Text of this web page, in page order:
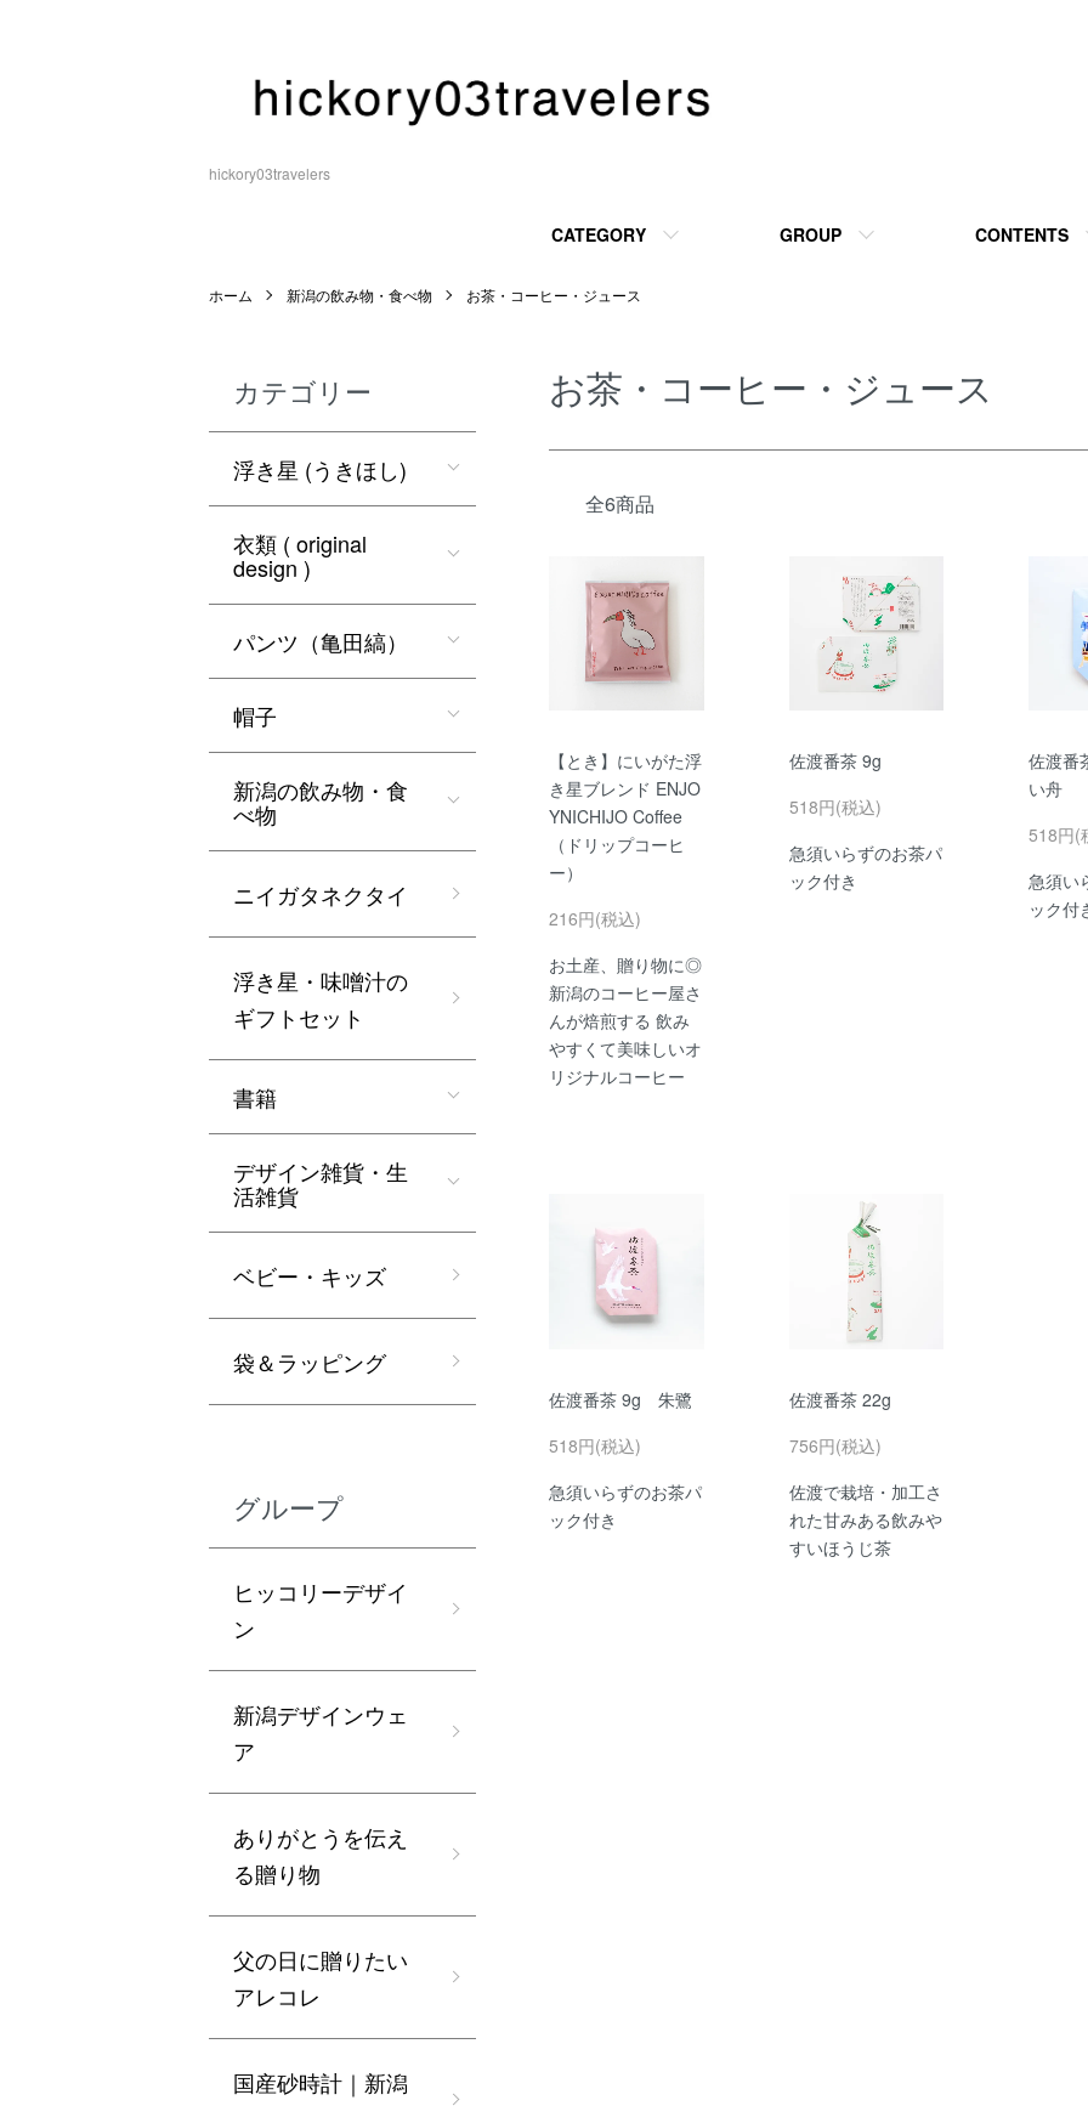
hickory03travelers
CATEGORY GROUP CONTENTS
ホーム 新潟の飲み物・食べ物 お茶・コーヒー・ジュース
お茶・コーヒー・ジュース
全6商品
【とき】にいがた浮
き星ブレンド ENJO
YNICHIJO Coffee
（ドリップコーヒ
ー）
216円(税込)
お土産、贈り物に◎
新潟のコーヒー屋さ
んが焙煎する 飲み
やすくて美味しいオ
リジナルコーヒー
佐渡番茶 9g
518円(税込)
急須いらずのお茶パ
ック付き
佐渡
い舟
518円(
急須い
ック付
佐渡番茶 9g 朱鷺
518円(税込)
急須いらずのお茶パ
ック付き
佐渡番茶 22g
756円(税込)
佐渡で栽培・加工さ
れた甘みある飲みや
すいほうじ茶
カテゴリー
浮き星 (うきほし)
衣類 ( original
design )
パンツ（亀田縞）
帽子
新潟の飲み物・食
べ物
ニイガタネクタイ
浮き星・味噌汁の
ギフトセット
書籍
デザイン雑貨・生
活雑貨
ベビー・キッズ
袋＆ラッピング
グループ
ヒッコリーデザイ
ン
新潟デザインウェ
ア
ありがとうを伝え
る贈り物
父の日に贈りたい
アレコレ
国産砂時計｜新潟